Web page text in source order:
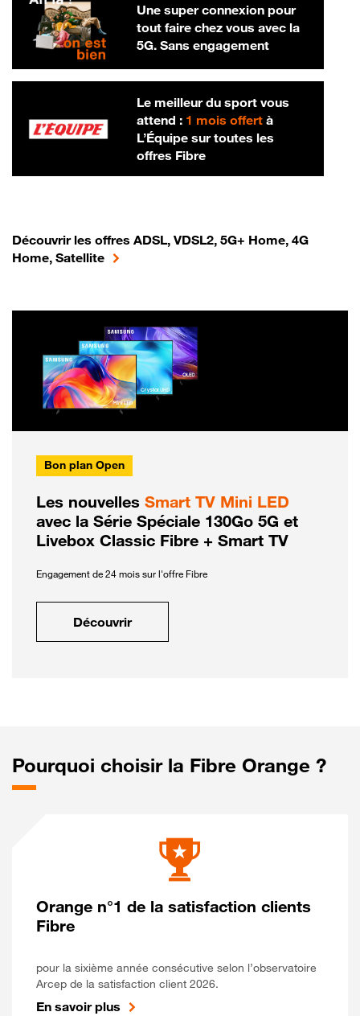
Une super connexion pour
tout faire chez vous avec la
5G. Sans engagement
Le meilleur du sport vous
attend : 1 mois offertà
L’Équipe sur toutes les
offres Fibre
Découvrir les offres ADSL, VDSL2, 5G+ Home, 4G
Home, Satellite
Bon plan Open
Les nouvelles Smart TV Mini LED
avec la Série Spéciale 130Go 5G et
Livebox Classic Fibre + Smart TV
Engagement de 24 mois sur l'offre Fibre
Découvrir
Pourquoi choisir la Fibre Orange ?
Orange n°1 de la satisfaction clients
Fibre
pour la sixième année consécutive selon l’observatoire
Arcep de la satisfaction client 2026.
En savoir plus